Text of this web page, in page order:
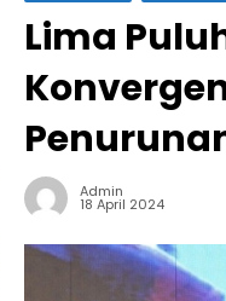
Lima
Admin
18 April 2024